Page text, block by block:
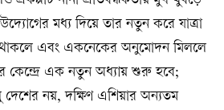
মধ্য দিয়ে তার নতুন করে যাত্রা
এবং একনেকের অনুমোদন মিললে
কেন্দ্রে এক নতুন অধ্যায় শুরু হবে;
দেশের নয়, দক্ষিণ এশিয়ার অন্যতম